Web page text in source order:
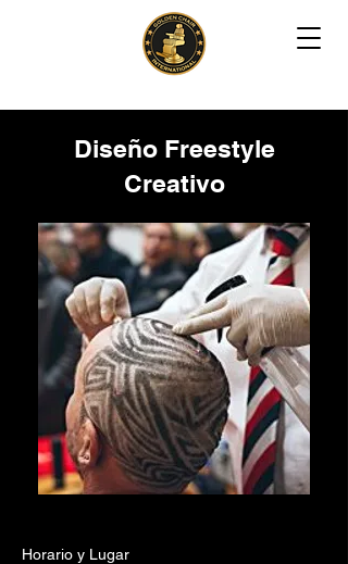
Diseño Freestyle
Creativo
Horario y Lugar